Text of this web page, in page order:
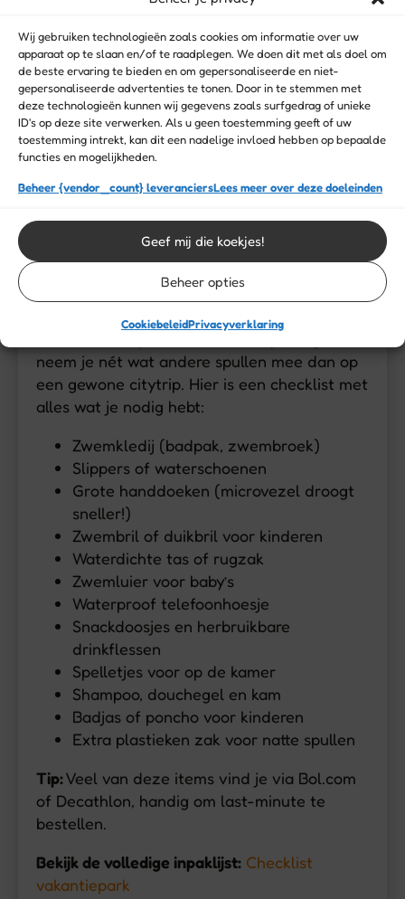
Wij gebruiken technologieën zoals cookies om informatie over uw
apparaat op te slaan en/of te raadplegen. We doen dit met als doel om
de beste ervaring te bieden en om gepersonaliseerde en niet-
gepersonaliseerde advertenties te tonen. Door in te stemmen met
deze technologieën kunnen wij gegevens zoals surfgedrag of unieke
ID's op deze site verwerken. Als u geen toestemming geeft of uw
toestemming intrekt, kan dit een nadelige invloed hebben op bepaalde
functies en mogelijkheden.
Beheer {vendor_count} leveranciersLees meer over deze doeleinden
Geef mij die koekjes!
Beheer opties
CookiebeleidPrivacyverklaring
Een bezoek aan Aqualibi laat zich ook
makkelijk combineren met een uitstap naar
Walibi of een verblijf in de regio.
Koop je tickets eenvoudig online! 👇
Wat neem je mee? Inpaklijst
voor zwemvakanties
neem je nét wat andere spullen mee dan op
een gewone citytrip. Hier is een checklist met
alles wat je nodig hebt:
Zwemkledij (badpak, zwembroek)
Slippers of waterschoenen
Grote handdoeken (microvezel droogt
sneller!)
Zwembril of duikbril voor kinderen
Waterdichte tas of rugzak
Zwemluier voor baby’s
Waterproof telefoonhoesje
Snackdoosjes en herbruikbare
drinkflessen
Spelletjes voor op de kamer
Shampoo, douchegel en kam
Badjas of poncho voor kinderen
Extra plastieken zak voor natte spullen
Tip:Veel van deze items vind je via Bol.com
of Decathlon, handig om last-minute te
bestellen.
Bekijk de volledige inpaklijst: Checklist
vakantiepark